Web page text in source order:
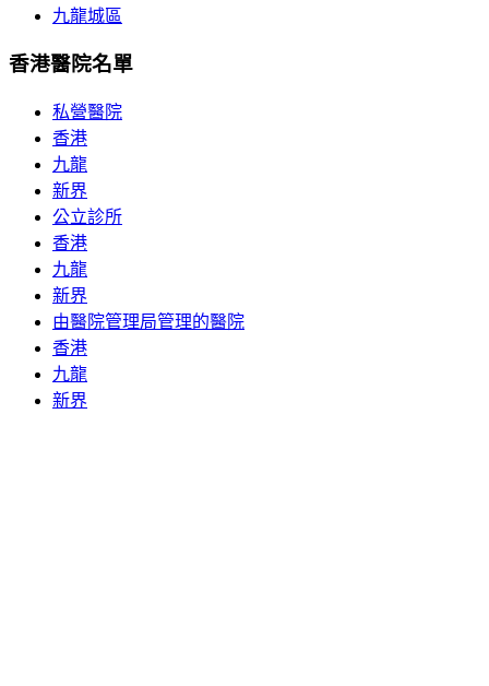
九龍城區
香港醫院名單
私營醫院
香港
九龍
新界
公立診所
香港
九龍
新界
由醫院管理局管理的醫院
香港
九龍
新界